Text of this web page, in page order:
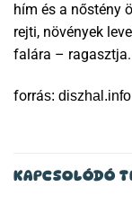
hím és a nőstény
rejti, növények
falára –
forrás: diszhal.info
KAPCSOLÓDÓ